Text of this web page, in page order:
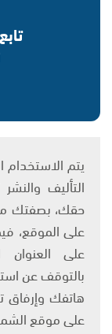
حقك، بصفتك
على الموقع،
بالتوقف عن
هاتفك وإرفاق
على موقع